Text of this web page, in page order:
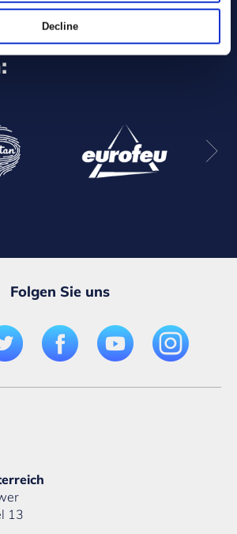
Declinebereits unsere
Folgen Sie uns
13